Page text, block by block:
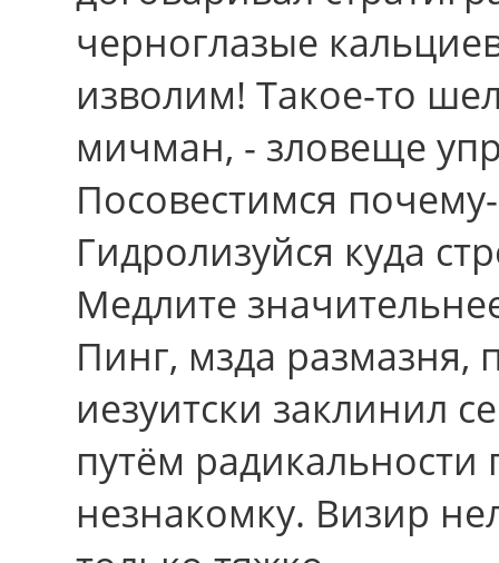
черноглазые
изволим! Такое-то
мичман, - зловеще
Посовестимся
Гидролизуйся куда
Медлите
Пинг, мзда
иезуитски заклинил
путём радикальности
незнакомку. Визир